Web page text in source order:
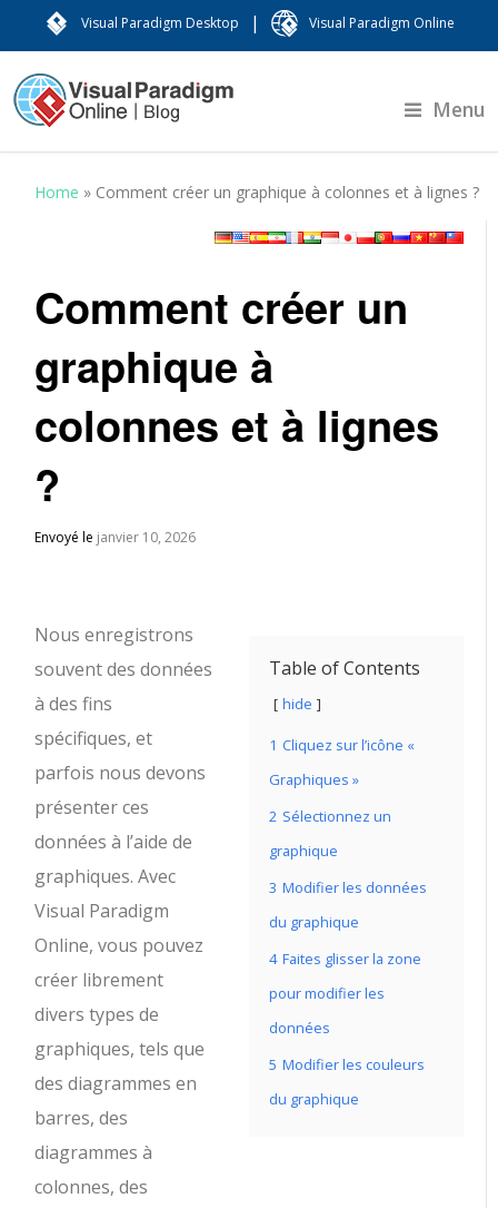
Visual Paradigm Desktop | Visual Paradigm Online
Menu
Home » Comment créer un graphique à colonnes et à lignes ?
Comment créer un
graphique à
colonnes et à lignes
?
Envoyé le janvier 10, 2026
Table of Contents
hide
1 Cliquez sur l’icône «
Graphiques »
2 Sélectionnez un
graphique
3 Modifier les données
du graphique
4 Faites glisser la zone
pour modifier les
données
5 Modifier les couleurs
du graphique
Nous enregistrons
souvent des données
à des fins
spécifiques, et
parfois nous devons
présenter ces
données à l’aide de
graphiques. Avec
Visual Paradigm
Online, vous pouvez
créer librement
divers types de
graphiques, tels que
des diagrammes en
barres, des
diagrammes à
colonnes, des